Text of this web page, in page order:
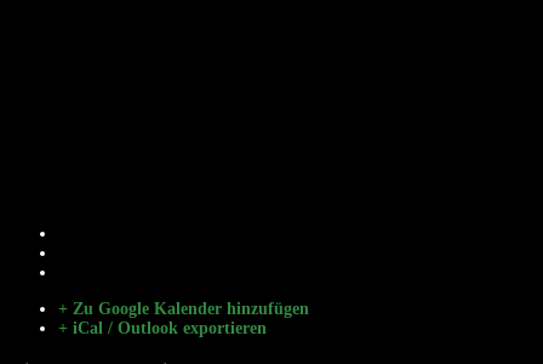
+ Zu Google Kalender hinzufügen
+ iCal / Outlook exportieren